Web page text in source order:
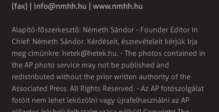
(fax) | info@nmhh.hu | www.nmhh.hu
Alapító-főszerkesztő: Németh Sándor - Founder Editor in
Chief: Németh Sándor. Kérdéseit, észrevételeit kérjük írja
meg címünkre: hetek@hetek.hu. - The photos contained in
the AP photo service may not be published and
redistributed without the prior written authority of the
Associated Press. All Rights Reserved. - Az AP fotószolgálat
fotóit nem lehet leközölni vagy újrafelhasználni az AP